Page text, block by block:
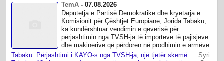
TemA -07.08.2026
Deputetja e Partisë Demokratike dhe kryetarja e
Komisionit për Çështjet Europiane, Jorida Tabaku,
ka kundërshtuar vendimin e qeverisë për
përjashtimin nga TVSH-ja të importeve të pajisjeve
dhe makinerive që përdoren në prodhimin e armëve.
Syri